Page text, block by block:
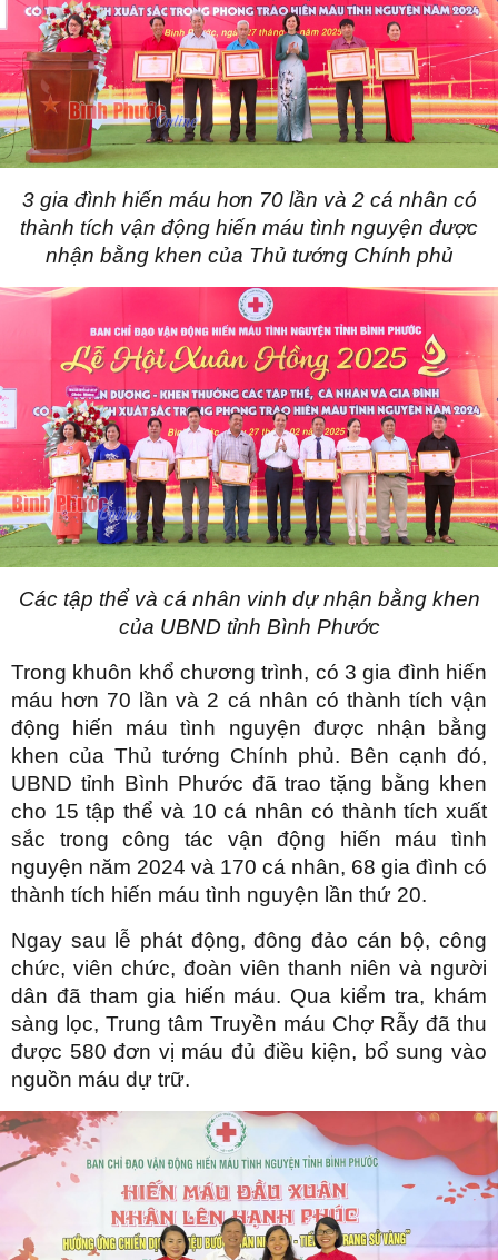
3 gia đình hiến máu hơn 70 lần và 2 cá nhân có
thành tích vận động hiến máu tình nguyện được
nhận bằng khen của Thủ tướng Chính phủ
Các tập thể và cá nhân vinh dự nhận bằng khen
của UBND tỉnh Bình Phước
Trong khuôn khổ chương trình, có 3 gia đình hiến
máu hơn 70 lần và 2 cá nhân có thành tích vận
động hiến máu tình nguyện được nhận bằng
khen của Thủ tướng Chính phủ. Bên cạnh đó,
UBND tỉnh Bình Phước đã trao tặng bằng khen
cho 15 tập thể và 10 cá nhân có thành tích xuất
sắc trong công tác vận động hiến máu tình
nguyện năm 2024 và 170 cá nhân, 68 gia đình có
thành tích hiến máu tình nguyện lần thứ 20.
Ngay sau lễ phát động, đông đảo cán bộ, công
chức, viên chức, đoàn viên thanh niên và người
dân đã tham gia hiến máu. Qua kiểm tra, khám
sàng lọc, Trung tâm Truyền máu Chợ Rẫy đã thu
được 580 đơn vị máu đủ điều kiện, bổ sung vào
nguồn máu dự trữ.